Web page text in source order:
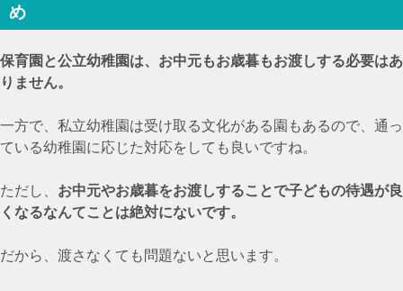
め
保育園と公立幼稚園は、お中元もお歳暮もお渡しする必要はあ
りません。
一方で、私立幼稚園は受け取る文化がある園もあるので、通っ
ている幼稚園に応じた対応をしても良いですね。
ただし、 お中元やお歳暮をお渡しすることで子どもの待遇が良
くなるなんてことは絶対にないです。
だから、渡さなくても問題ないと思います。